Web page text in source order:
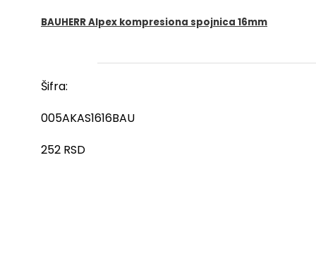
BAUHERR Alpex kompresiona spojnica 16mm
Šifra:
005AKAS1616BAU
252 RSD